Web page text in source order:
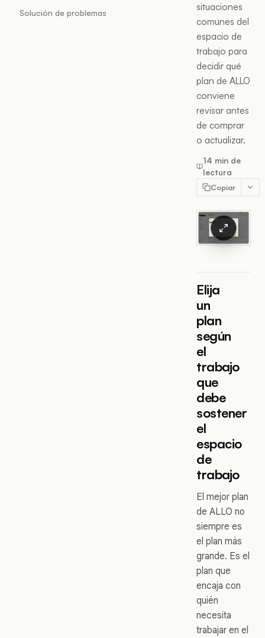
Solución de problemas
situaciones
comunes del
espacio de
trabajo para
decidir qué
plan de ALLO
conviene
revisar antes
de comprar
o actualizar.
14 min de
lectura
Copiar
Elija
un
plan
según
el
trabajo
que
debe
sostener
el
espacio
de
trabajo
El mejor plan
de ALLO no
siempre es
el plan más
grande. Es el
plan que
encaja con
quién
necesita
trabajar en el